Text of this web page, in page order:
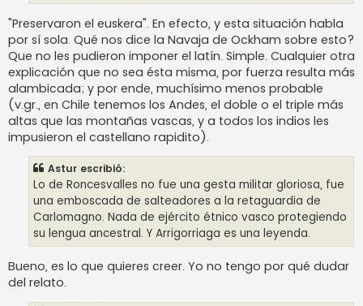
"Preservaron el euskera". En efecto, y esta situación habla
por sí sola. Qué nos dice la Navaja de Ockham sobre esto?
Que no les pudieron imponer el latín. Simple. Cualquier otra
explicación que no sea ésta misma, por fuerza resulta más
alambicada; y por ende, muchísimo menos probable
(v.gr., en Chile tenemos los Andes, el doble o el triple más
altas que las montañas vascas, y a todos los indios les
impusieron el castellano rapidito).
Astur escribió:
Lo de Roncesvalles no fue una gesta militar gloriosa, fue
una emboscada de salteadores a la retaguardia de
Carlomagno. Nada de ejército étnico vasco protegiendo
su lengua ancestral. Y Arrigorriaga es una leyenda.
Bueno, es lo que quieres creer. Yo no tengo por qué dudar
del relato.